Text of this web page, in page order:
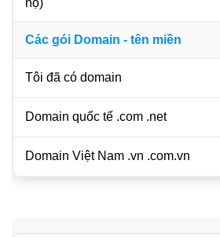
hộ)
Các gói Domain - tên miền
Tôi đã có domain
Domain quốc tế .com .net
Domain Việt Nam .vn .com.vn